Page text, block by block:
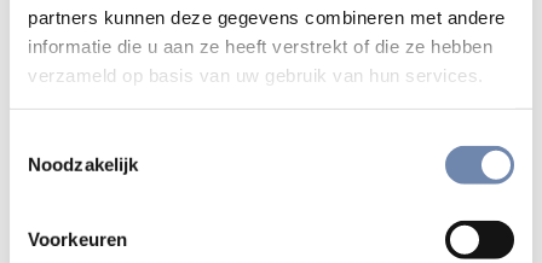
partners kunnen deze gegevens combineren met andere
informatie die u aan ze heeft verstrekt of die ze hebben
verzameld op basis van uw gebruik van hun services.
Noodzakelijk
Voorkeuren
Doper wees ernaar. In deze retraite volgen we hun
voetsporen: wat geloofden zij, wat gaf hun kracht – en
wat kunnen zij ons leren?
We verbinden deze Bijbelse inspiratie met de eeuwenoude
licht en de diepe band tussen mens en kosmos.